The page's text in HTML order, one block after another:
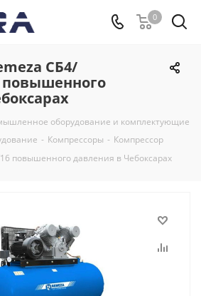
0
СБ4/
повышенного
оборудование и комплектующие
- Компрессоры - Компрессор
повышенного давления в Чебоксарах